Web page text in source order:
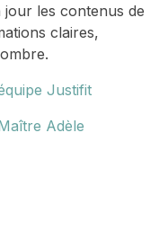
les contenus de
claires,
Justifit
Adèle